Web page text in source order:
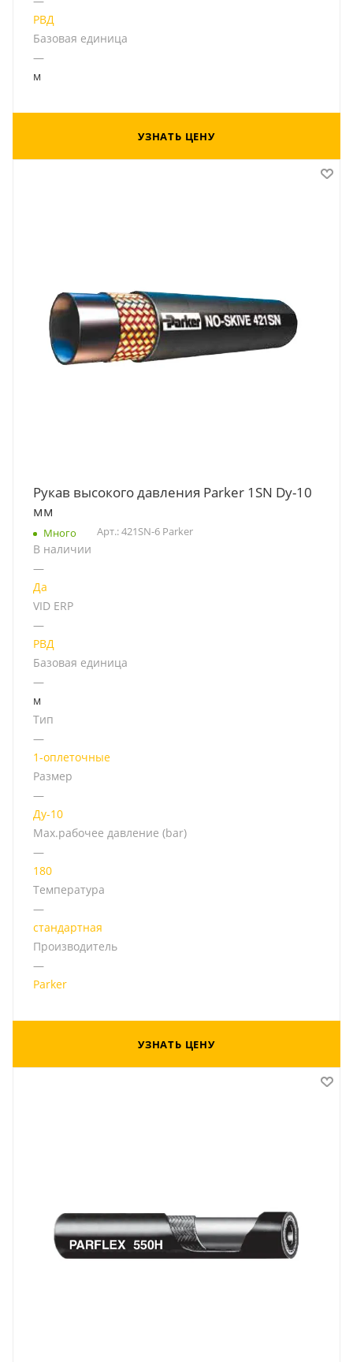
РВД
Базовая единица
—
м
УЗНАТЬ ЦЕНУ
Рукав высокого давления Parker 1SN Dу-10
мм
Много Арт.: 421SN-6 Parker
В наличии
—
Да
VID ERP
—
РВД
Базовая единица
—
м
Тип
—
1-оплеточные
Размер
—
Ду-10
Мах.рабочее давление (bar)
—
180
Температура
—
стандартная
Производитель
—
Parker
УЗНАТЬ ЦЕНУ